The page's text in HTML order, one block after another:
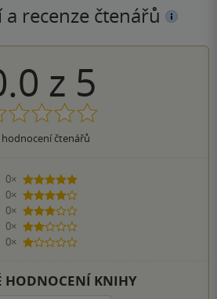
recenze čtenářů
z 5
čtenářů
0×
5 hvězdiček
0×
4 hvězdičky
0×
3 hvězdičky
0×
2 hvězdičky
0×
1 hvezdička
HODNOCENÍ KNIHY